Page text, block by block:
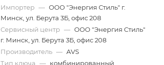
Импортер — ООО "Энергия Стиль" г.
Минск, ул. Берута 3Б, офис 208
Сервисный центр — ООО "Энергия Стиль"
г. Минск, ул. Берута 3Б, офис 208
Производитель — AVS
Тип ключа — комбинированный